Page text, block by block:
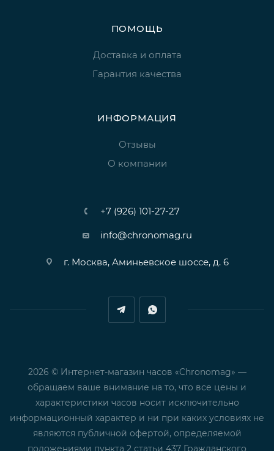
ПОМОЩЬ
Доставка и оплата
Гарантия качества
ИНФОРМАЦИЯ
Отзывы
О компании
+7 (926) 101-27-27
info@chronomag.ru
г. Москва, Аминьевское шоссе, д. 6
2026 © Интернет-магазин часов «Chronomag» —
обращаем ваше внимание на то, что все цены и
характеристики часов носит исключительно
информационный характер и ни при каких условиях не
являются публичной офертой, определяемой
положениями пункта 2 статьи 437 Гражданского